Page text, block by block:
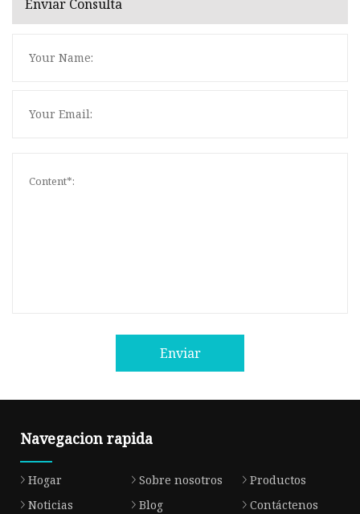
Enviar Consulta
Enviar
Navegacion rapida
Hogar Sobre nosotros
Productos
Noticias
Blog
Contáctenos